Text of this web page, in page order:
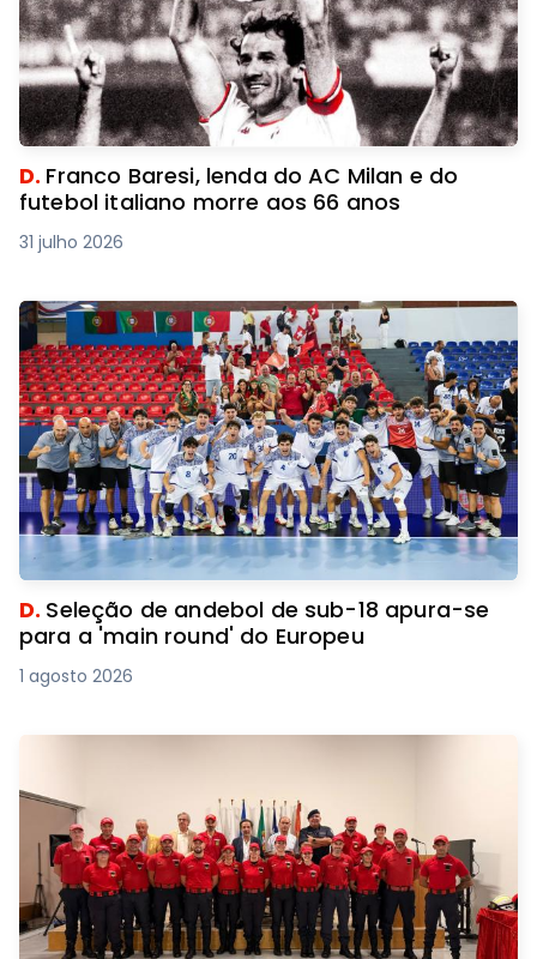
D. Franco Baresi, lenda do AC Milan e do
futebol italiano morre aos 66 anos
31 julho 2026
D. Seleção de andebol de sub-18 apura-se
para a 'main round' do Europeu
1 agosto 2026